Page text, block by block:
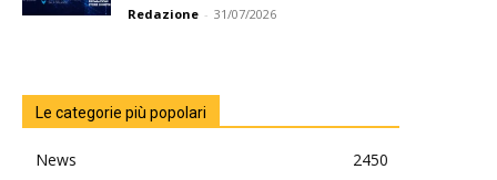
Redazione - 31/07/2026
Le categorie più popolari
News
2450